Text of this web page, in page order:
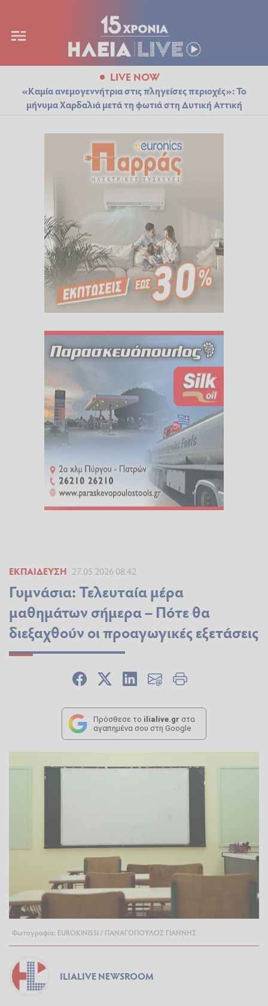
LIVE NOW
«Καμία ανεμογεννήτρια στις πληγείσες περιοχές»: Το
μήνυμα Χαρδαλιά μετά τη φωτιά στη Δυτική Αττική
ΕΚΠΑΊΔΕΥΣΗ 27.05.2026 08:42
Γυμνάσια: Τελευταία μέρα
μαθημάτων σήμερα – Πότε θα
διεξαχθούν οι προαγωγικές εξετάσεις
Πρόσθεσε το ilialive.gr στα
αγαπημένα σου στη Google
Φωτογραφία: EUROKINISSI / ΠΑΝΑΓΟΠΟΥΛΟΣ ΓΙΑΝΝΗΣ
ILIALIVE NEWSROOM